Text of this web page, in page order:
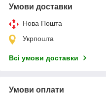
Умови доставки
Нова Пошта
Укрпошта
Всі умови доставки
Умови оплати